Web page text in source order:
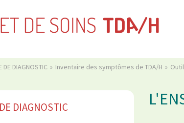
DE DIAGNOSTIC Inventaire des symptômes de TDA/H
DIAGNOSTIC